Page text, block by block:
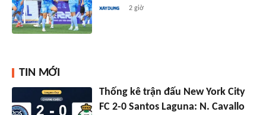
2 giờ
TIN MỚI
Thống kê trận đấu New York City
FC 2-0 Santos Laguna: N. Cavallo